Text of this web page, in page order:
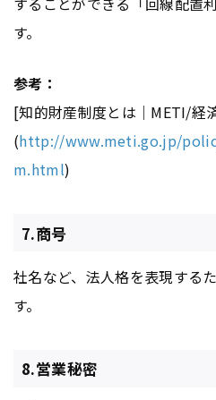
す。
参考：
[知的財産制度とは｜METI/経
(http://www.meti.go.jp/
m.html)
7.商号
社名など、法人格を表現する
す。
8.営業秘密